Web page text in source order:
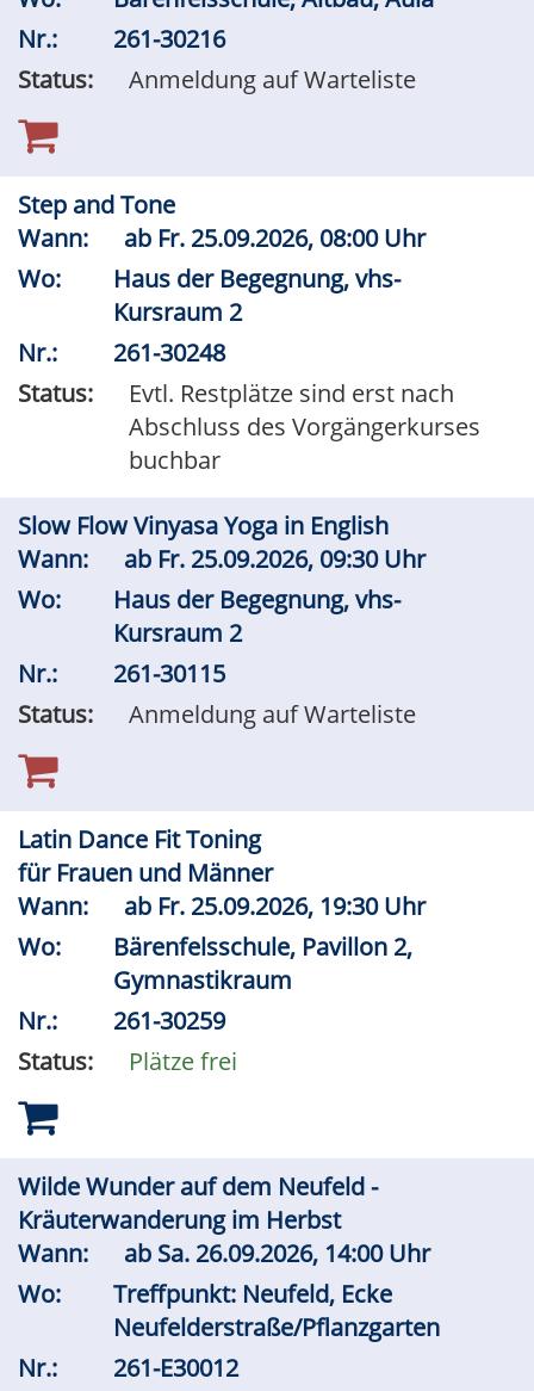
Nr.:
261-30216
Status:
Anmeldung auf Warteliste
Step and Tone
Wann:
ab Fr. 25.09.2026, 08:00 Uhr
Wo:
Haus der Begegnung, vhs-
Kursraum 2
Nr.:
261-30248
Status:
Evtl. Restplätze sind erst nach
Abschluss des Vorgängerkurses
buchbar
Slow Flow Vinyasa Yoga in English
Wann:
ab Fr. 25.09.2026, 09:30 Uhr
Wo:
Haus der Begegnung, vhs-
Kursraum 2
Nr.:
261-30115
Status:
Anmeldung auf Warteliste
Latin Dance Fit Toning
für Frauen und Männer
Wann:
ab Fr. 25.09.2026, 19:30 Uhr
Wo:
Bärenfelsschule, Pavillon 2,
Gymnastikraum
Nr.:
261-30259
Status:
Plätze frei
Wilde Wunder auf dem Neufeld -
Kräuterwanderung im Herbst
Wann:
ab Sa. 26.09.2026, 14:00 Uhr
Wo:
Treffpunkt: Neufeld, Ecke
Neufelderstraße/Pflanzgarten
Nr.:
261-E30012